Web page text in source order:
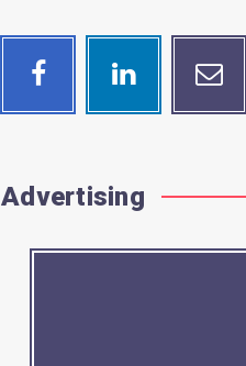
Facebook
Follow
Linkedin
Visit
Email
Contact
Advertising